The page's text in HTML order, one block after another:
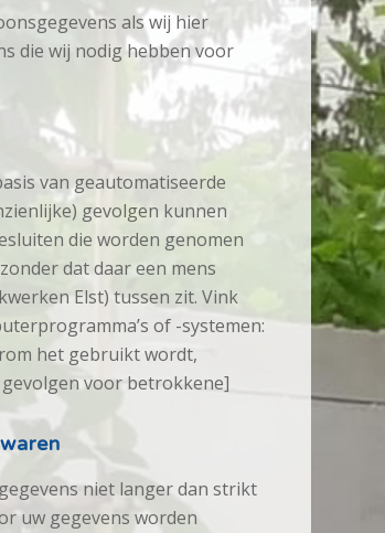
als wij hier
die wij nodig hebben voor
van geautomatiseerde
gevolgen kunnen
die worden genomen
dat daar een mens
Elst) tussen zit. Vink
of -systemen:
het gebruikt wordt,
voor betrokkene]
niet langer dan strikt
uw gegevens worden